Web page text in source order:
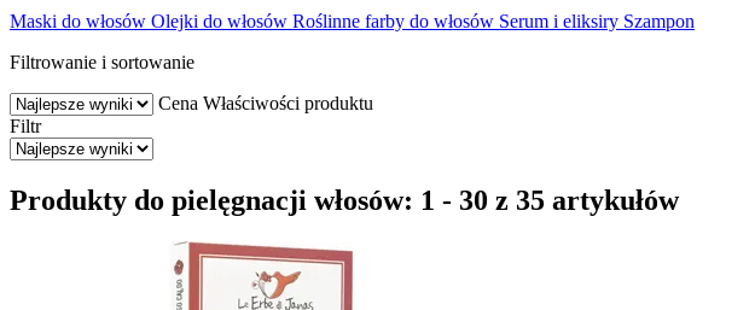
Maski do włosów Olejki do włosów Roślinne farby do włosów Serum i eliksiry Szampon
Filtrowanie i sortowanie
Cena Właściwości produktu
Filtr
Produkty do pielęgnacji włosów: 1 - 30 z 35 artykułów